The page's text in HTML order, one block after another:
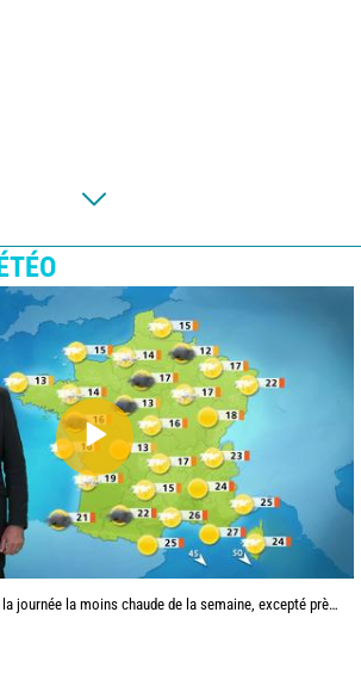
la moins chaude de la semaine, excepté près de la Méditerranée